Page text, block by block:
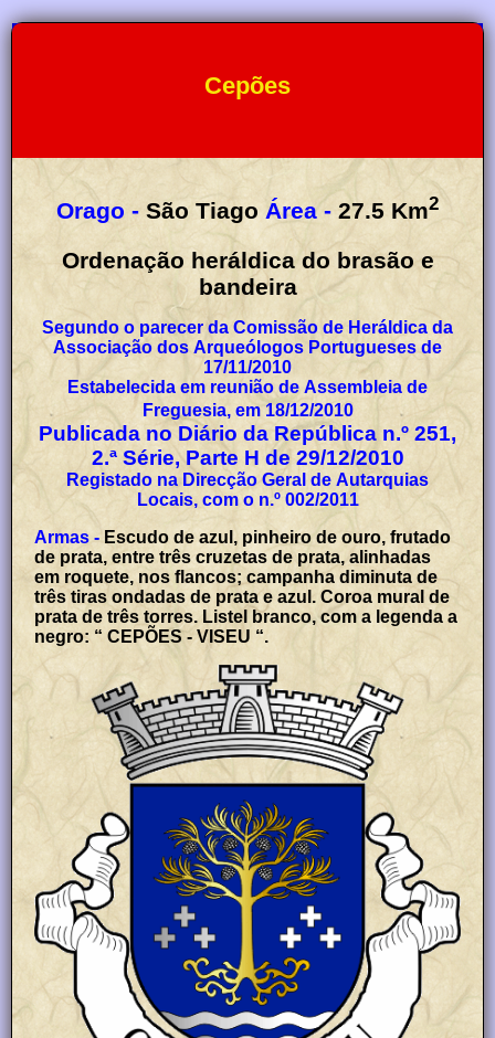
Cepões
Orago - São Tiago Área - 27.5 Km2
Ordenação heráldica do brasão e
bandeira
Segundo o parecer da Comissão de Heráldica da
Associação dos Arqueólogos Portugueses de
17/11/2010
Estabelecida em reunião de Assembleia de
Freguesia, em 18/12/2010
Publicada no Diário da República n.º 251,
2.ª Série, Parte H de 29/12/2010
Registado na Direcção Geral de Autarquias
Locais, com o n.º 002/2011
Armas - Escudo de azul, pinheiro de ouro, frutado
de prata, entre três cruzetas de prata, alinhadas
em roquete, nos flancos; campanha diminuta de
três tiras ondadas de prata e azul. Coroa mural de
prata de três torres. Listel branco, com a legenda a
negro: “ CEPÕES - VISEU “.